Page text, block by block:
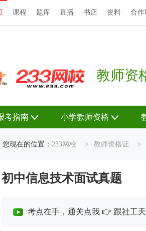
课程 题库 直播 书店 资料 关于我
课程 题库 直播 书店 资料 合作
教师资
考指南 小学教师资格
您现在的位置： 233网校 > 教师资格证 >
初中信息技术面试真题
考点在手，通关点我 👉 跟社工